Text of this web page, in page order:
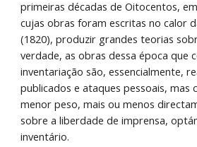
primeiras décadas de Oitocentos,
cujas obras foram escritas no calor
(1820), produzir grandes teorias
verdade, as obras dessa época que
inventariação são, essencialmente,
publicados e ataques pessoais, mas
menor peso, mais ou menos
sobre a liberdade de imprensa,
inventário.